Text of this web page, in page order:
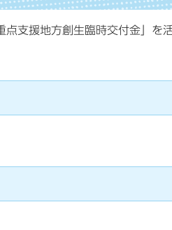
支援地方創生臨時交付金」を